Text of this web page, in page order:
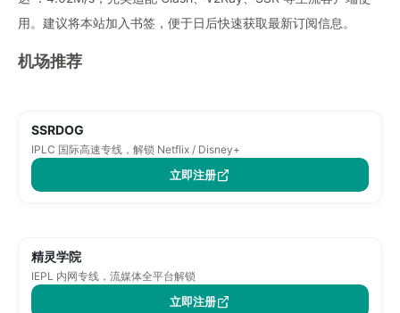
用。建议将本站加入书签，便于日后快速获取最新订阅信息。
机场推荐
SSRDOG
IPLC 国际高速专线，解锁 Netflix / Disney+
立即注册
精灵学院
IEPL 内网专线，流媒体全平台解锁
立即注册